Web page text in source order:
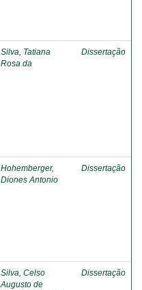
Silva, Tatiana
Rosa da
Dissertação
Hohemberger,
Diones Antonio
Dissertação
Silva, Celso
Augusto de
Dissertação